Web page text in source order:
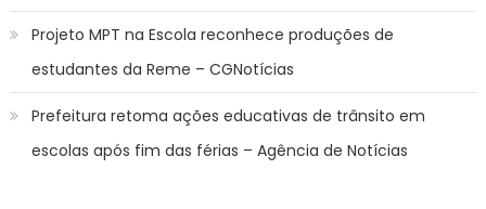
Projeto MPT na Escola reconhece produções de
estudantes da Reme – CGNotícias
Prefeitura retoma ações educativas de trânsito em
escolas após fim das férias – Agência de Notícias